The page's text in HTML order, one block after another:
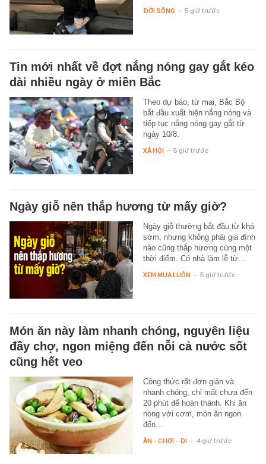
ĐỜI SỐNG - 5 giờ trước
Tin mới nhất về đợt nắng nóng gay gắt kéo
dài nhiều ngày ở miền Bắc
Theo dự báo, từ mai, Bắc Bộ
bắt đầu xuất hiện nắng nóng và
tiếp tục nắng nóng gay gắt từ
ngày 10/8.
XÃ HỘI - 5 giờ trước
Ngày giỗ nên thắp hương từ mấy giờ?
Ngày giỗ thường bắt đầu từ khá
sớm, nhưng không phải gia đình
nào cũng thắp hương cùng một
thời điểm. Có nhà làm lễ từ…
XEM MUA LUÔN - 5 giờ trước
Món ăn này làm nhanh chóng, nguyên liệu
đầy chợ, ngon miệng đến nỗi cả nước sốt
cũng hết veo
Công thức rất đơn giản và
nhanh chóng, chỉ mất chưa đến
20 phút để hoàn thành. Khi ăn
nóng với cơm, món ăn ngon
đến…
ĂN - CHƠI - ĐI - 4 giờ trước